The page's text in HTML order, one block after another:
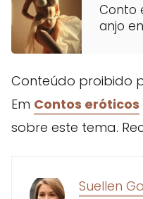
Conto
anjo
Conteúdo proibido
Em Contos eróticos
sobre este tema.
Suellen